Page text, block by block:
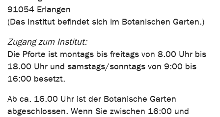
91054 Erlangen
(Das Institut befindet sich im Botanischen Garten.)
Zugang zum Institut:
Die Pforte ist montags bis freitags von 8.00 Uhr bis
18.00 Uhr und samstags/sonntags von 9:00 bis
16:00 besetzt.
Ab ca. 16.00 Uhr ist der Botanische Garten
abgeschlossen. Wenn Sie zwischen 16:00 und